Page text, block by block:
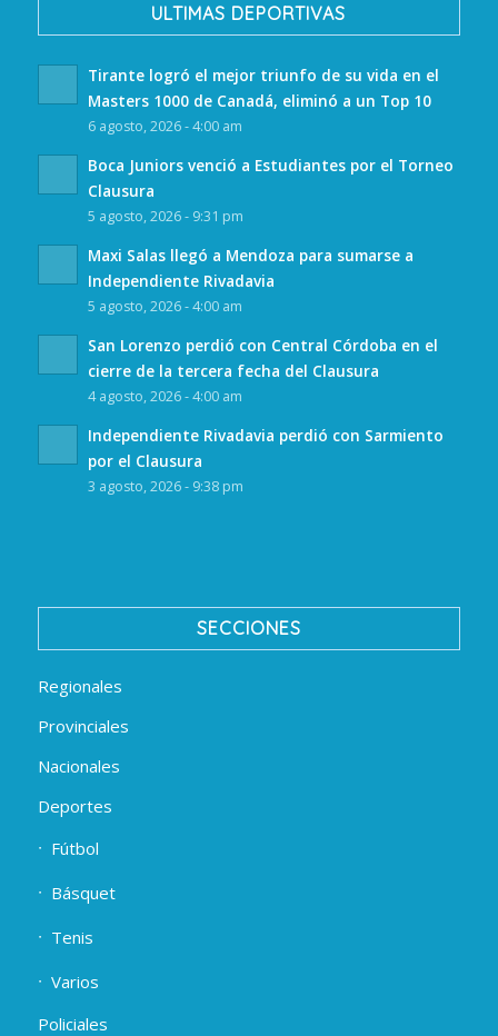
ULTIMAS DEPORTIVAS
Tirante logró el mejor triunfo de su vida en el
Masters 1000 de Canadá, eliminó a un Top 10
6 agosto, 2026 - 4:00 am
Boca Juniors venció a Estudiantes por el Torneo
Clausura
5 agosto, 2026 - 9:31 pm
Maxi Salas llegó a Mendoza para sumarse a
Independiente Rivadavia
5 agosto, 2026 - 4:00 am
San Lorenzo perdió con Central Córdoba en el
cierre de la tercera fecha del Clausura
4 agosto, 2026 - 4:00 am
Independiente Rivadavia perdió con Sarmiento
por el Clausura
3 agosto, 2026 - 9:38 pm
SECCIONES
Regionales
Provinciales
Nacionales
Deportes
Fútbol
Básquet
Tenis
Varios
Policiales